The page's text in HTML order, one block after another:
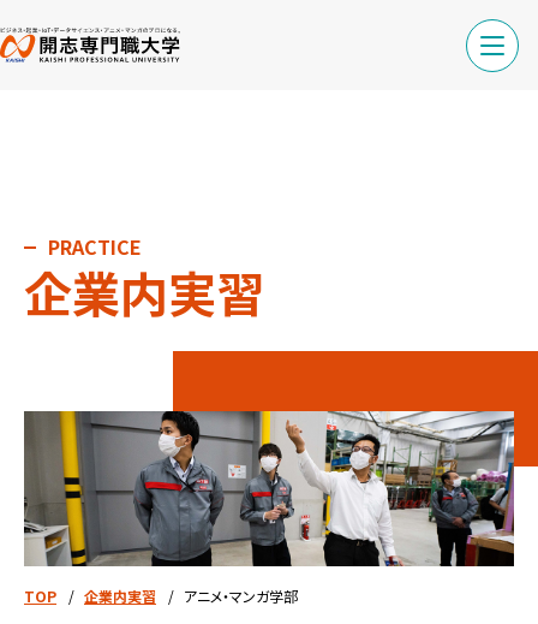
PRACTICE
企業内実習
TOP 企業内実習 アニメ・マンガ学部